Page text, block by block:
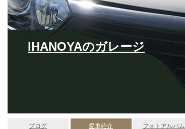
IHANOYAのガレージ
ブログ 愛車紹介 フォトアルバム